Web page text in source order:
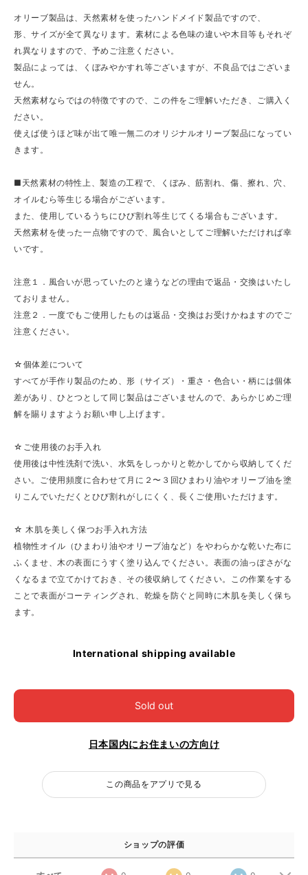
オリーブ製品は、天然素材を使ったハンドメイド製品ですので、
形、サイズが全て異なります。素材による色味の違いや木目等もそれぞ
れ異なりますので、予めご注意ください。
製品によっては、くぼみやかすれ等ございますが、不良品ではございま
せん。
天然素材ならではの特徴ですので、この件をご理解いただき、ご購入く
ださい。
使えば使うほど味が出て唯一無二のオリジナルオリーブ製品になってい
きます。
■天然素材の特性上、製造の工程で、くぼみ、筋割れ、傷、擦れ、穴、
オイルむら等生じる場合がございます。
また、使用しているうちにひび割れ等生じてくる場合もございます。
天然素材を使った一点物ですので、風合いとしてご理解いただければ幸
いです。
注意１．風合いが思っていたのと違うなどの理由で返品・交換はいたし
ておりません。
注意２．一度でもご使用したものは返品・交換はお受けかねますのでご
注意ください。
☆個体差について
すべてが手作り製品のため、形（サイズ）・重さ・色合い・柄には個体
差があり、ひとつとして同じ製品はございませんので、あらかじめご理
解を賜りますようお願い申し上げます。
☆ご使用後のお手入れ
使用後は中性洗剤で洗い、水気をしっかりと乾かしてから収納してくだ
さい。ご使用頻度に合わせて月に２〜３回ひまわり油やオリーブ油を塗
りこんでいただくとひび割れがしにくく、長くご使用いただけます。
☆ 木肌を美しく保つお手入れ方法
植物性オイル（ひまわり油やオリーブ油など）をやわらかな乾いた布に
ふくませ、木の表面にうすく塗り込んでください。表面の油っぽさがな
くなるまで立てかけておき、その後収納してください。この作業をする
ことで表面がコーティングされ、乾燥を防ぐと同時に木肌を美しく保ち
ます。
International shipping available
Sold out
日本国内にお住まいの方向け
この商品をアプリで見る
ショップの評価